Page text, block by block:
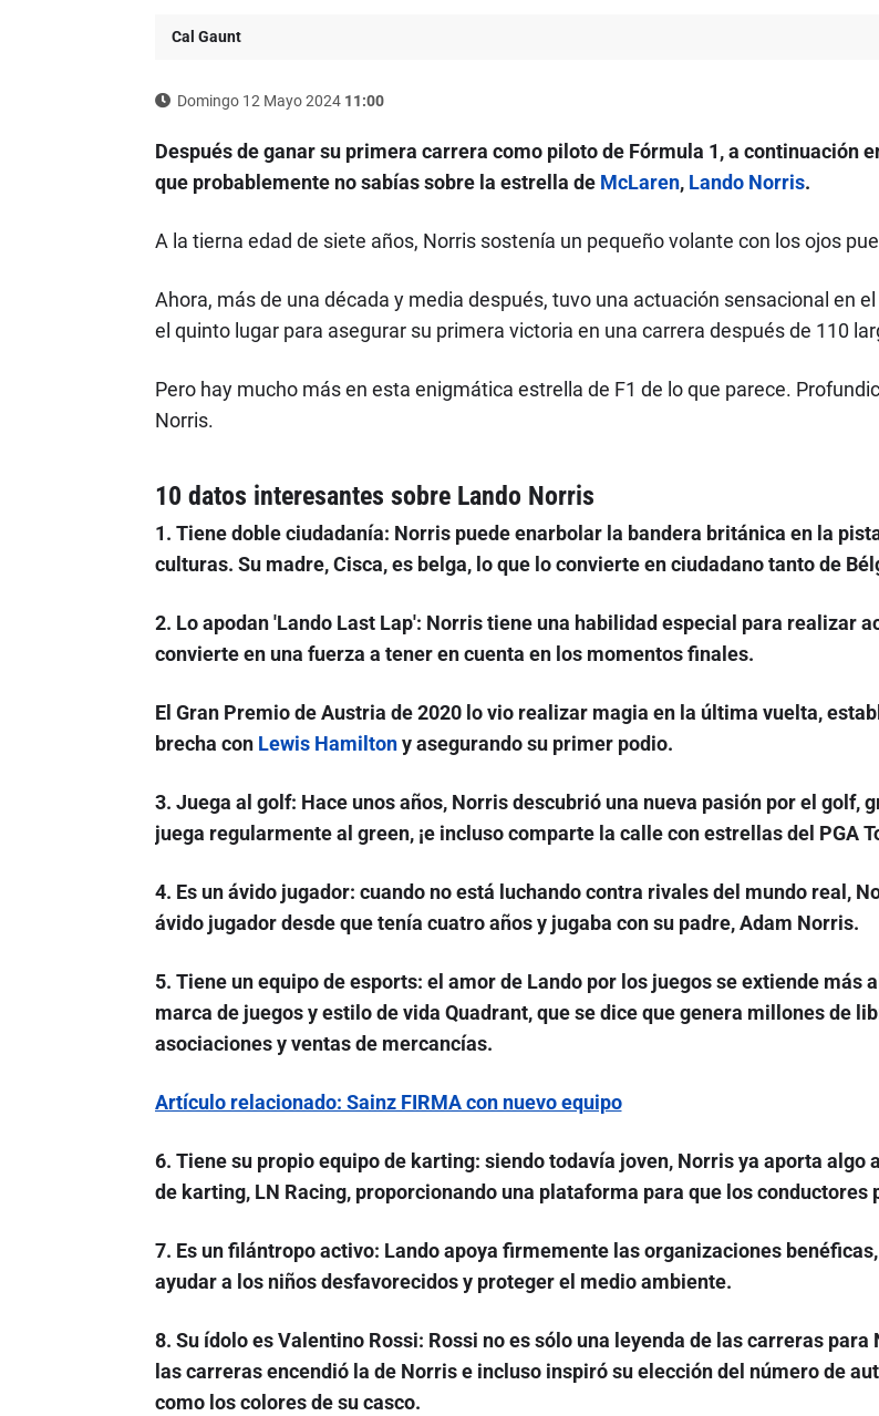
Cal Gaunt
Domingo 12 Mayo 2024 11:00
Después de ganar su primera carrera como piloto de Fórmula 1, a continuación
que probablemente no sabías sobre la estrella de McLaren, Lando Norris.
A la tierna edad de siete años, Norris sostenía un pequeño volante con los ojos
Ahora, más de una década y media después, tuvo una actuación sensacional en
el quinto lugar para asegurar su primera victoria en una carrera después de 110
Pero hay mucho más en esta enigmática estrella de F1 de lo que parece.
Norris.
10 datos interesantes sobre Lando Norris
1. Tiene doble ciudadanía: Norris puede enarbolar la bandera británica en la
culturas. Su madre, Cisca, es belga, lo que lo convierte en ciudadano tanto de
2. Lo apodan 'Lando Last Lap': Norris tiene una habilidad especial para realizar
convierte en una fuerza a tener en cuenta en los momentos finales.
El Gran Premio de Austria de 2020 lo vio realizar magia en la última vuelta,
brecha con Lewis Hamiltony asegurando su primer podio.
3. Juega al golf: Hace unos años, Norris descubrió una nueva pasión por el golf,
juega regularmente al green, ¡e incluso comparte la calle con estrellas del PGA
4. Es un ávido jugador: cuando no está luchando contra rivales del mundo real,
ávido jugador desde que tenía cuatro años y jugaba con su padre, Adam Norris.
5. Tiene un equipo de esports: el amor de Lando por los juegos se extiende más
marca de juegos y estilo de vida Quadrant, que se dice que genera millones de
asociaciones y ventas de mercancías.
Artículo relacionado: Sainz FIRMA con nuevo equipo
6. Tiene su propio equipo de karting: siendo todavía joven, Norris ya aporta algo
de karting, LN Racing, proporcionando una plataforma para que los
7. Es un filántropo activo: Lando apoya firmemente las organizaciones
ayudar a los niños desfavorecidos y proteger el medio ambiente.
8. Su ídolo es Valentino Rossi: Rossi no es sólo una leyenda de las carreras
las carreras encendió la de Norris e incluso inspiró su elección del número de
como los colores de su casco.